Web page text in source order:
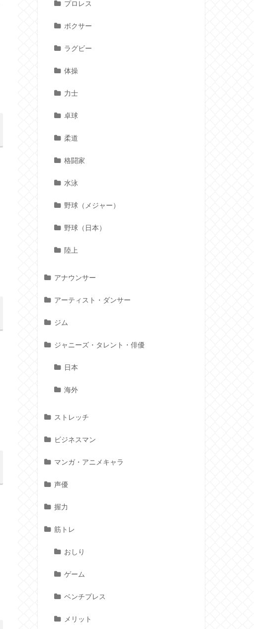
プロレス
ボクサー
ラグビー
体操
力士
卓球
柔道
格闘家
水泳
野球（メジャー）
野球（日本）
陸上
アナウンサー
アーティスト・ダンサー
ジム
ジャニーズ・タレント・俳優
日本
海外
ストレッチ
ビジネスマン
マンガ・アニメキャラ
声優
握力
筋トレ
おしり
ゲーム
ベンチプレス
メリット